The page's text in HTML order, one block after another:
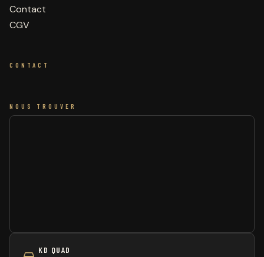
Contact
CGV
CONTACT
NOUS TROUVER
KD QUAD